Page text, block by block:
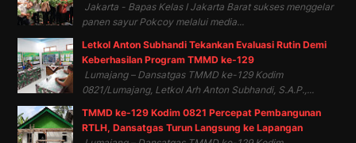
Jakarta - Bapas Kelas I Jakarta Barat sukses menggelar
panen sayur Pokcoy melalui media...
Letkol Anton Subhandi Tekankan Evaluasi Rutin Demi
Keberhasilan Program TMMD ke-129
Lumajang – Dansatgas TMMD ke-129 Kodim
0821/Lumajang, Letkol Arh Anton Subhandi, S.A.P.,...
TMMD ke-129 Kodim 0821 Percepat Pembangunan
RTLH, Dansatgas Turun Langsung ke Lapangan